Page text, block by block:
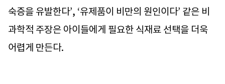
숙증을 유발한다’, ‘유제품이 비만의 원인이다’ 같은 비
과학적 주장은 아이들에게 필요한 식재료 선택을 더욱
어렵게 만든다.